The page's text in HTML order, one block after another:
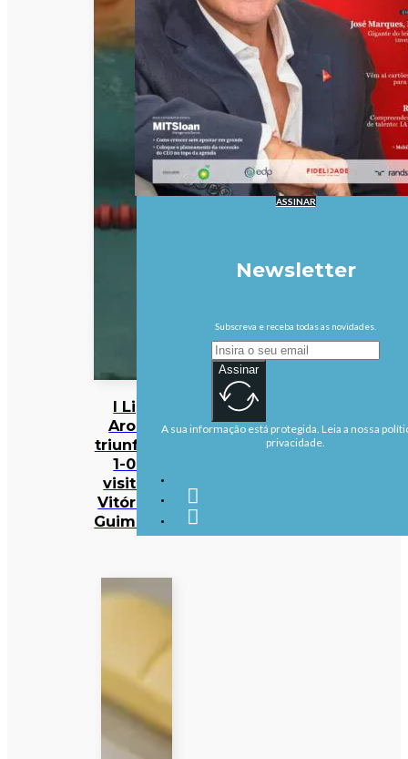
I Liga:
Arouca
triunfa por
1-0 na
visita ao
Vitória de
Guimarães
ASSINAR
Newsletter
Subscreva e receba todas as novidades.
Assinar
A sua informação está protegida. Leia a nossa
privacidade.